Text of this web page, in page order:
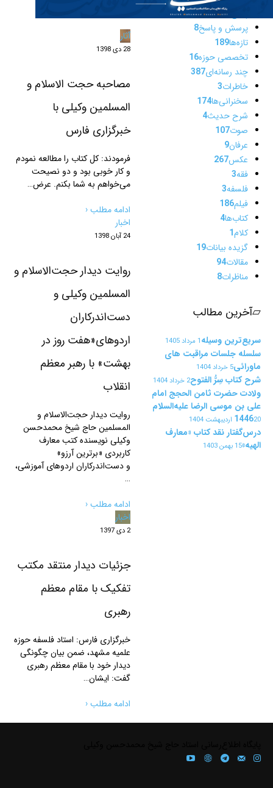
پاسخ به شبهات14
پرسش و پاسخ8
تازه‌ها189
تخصصی حوزه16
چند رسانه‌ای387
خاطرات3
سخنرانی‌ها174
شرح حدیث4
صوت107
عرفان9
عکس267
فقه3
فلسفه3
فیلم186
کتاب‌ها4
کلام1
گزیده بیانات19
مقالات94
مناظرات8
▱آخرین مطالب
سریع‌ترین وسیله1 مرداد 1405
سلسله جلسات مراقبت های
ماورائی5 خرداد 1404
شرح کتاب سِرُّ الفتوح2 خرداد 1404
ولادت حضرت ثامن الحجج امام
علی بن موسی الرضا علیه‌السلام
144620 اردیبهشت 1404
درس‌گفتار نقد کتاب «معارف
الهیه»15 بهمن 1403
آثار
28 دی 1398
مصاحبه حجت الاسلام و
المسلمین وکیلی با
خبرگزاری فارس
فرمودند: کل کتاب را مطالعه نمودم
و کار خوبی بود و دو نصیحت
می‌خواهم به شما بکنم. عرض…
ادامه مطلب ‹
اخبار
24 آبان 1398
روایت دیدار حجت‌الاسلام و
المسلمین وکیلی و
دست‌اندرکاران
اردوهای«هفت روز در
بهشت» با رهبر معظم
انقلاب
روایت دیدار حجت‌الاسلام و
المسلمین حاج شیخ محمدحسن
وکیلی نویسنده کتب معارف
کاربردی «برترین آرزو»
و دست‌اندرکاران اردوهای آموزشی،
…
ادامه مطلب ‹
اخبار
2 دی 1397
جزئیات دیدار منتقد مکتب
تفکیک با مقام معظم
رهبری
خبرگزاری فارس: استاد فلسفه حوزه
علمیه مشهد، ضمن بیان چگونگی
دیدار خود با مقام معظم رهبری
گفت: ایشان…
ادامه مطلب ‹